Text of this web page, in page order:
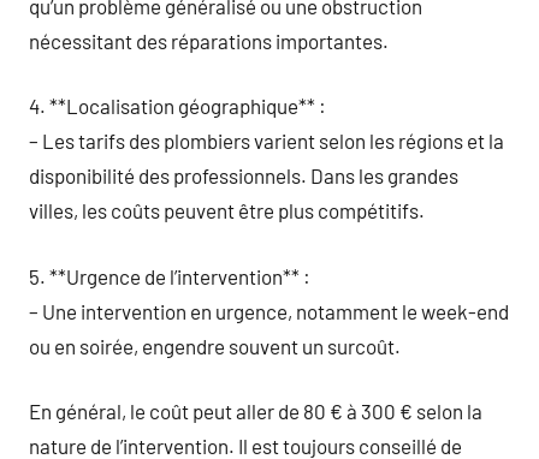
qu’un problème généralisé ou une obstruction
nécessitant des réparations importantes.
4. **Localisation géographique** :
– Les tarifs des plombiers varient selon les régions et la
disponibilité des professionnels. Dans les grandes
villes, les coûts peuvent être plus compétitifs.
5. **Urgence de l’intervention** :
– Une intervention en urgence, notamment le week-end
ou en soirée, engendre souvent un surcoût.
En général, le coût peut aller de 80 € à 300 € selon la
nature de l’intervention. Il est toujours conseillé de